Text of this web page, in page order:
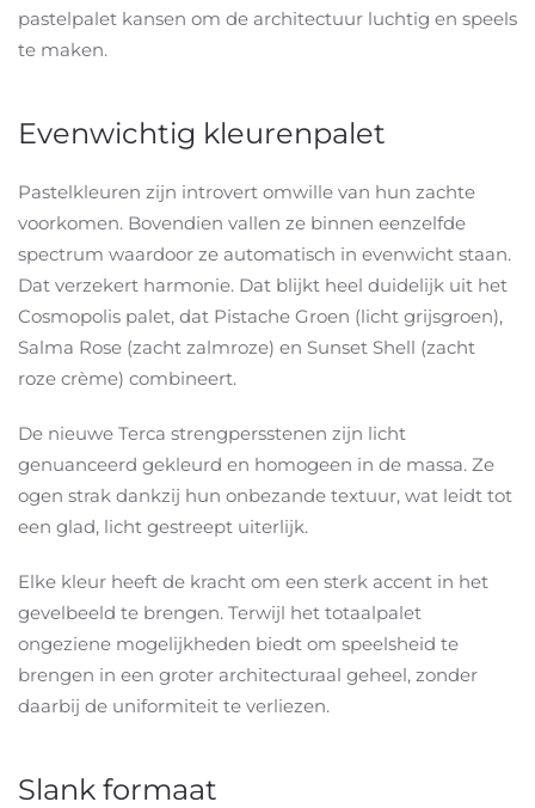
pastelpalet kansen om de architectuur luchtig en speels
te maken.
Evenwichtig kleurenpalet
Pastelkleuren zijn introvert omwille van hun zachte
voorkomen. Bovendien vallen ze binnen eenzelfde
spectrum waardoor ze automatisch in evenwicht staan.
Dat verzekert harmonie. Dat blijkt heel duidelijk uit het
Cosmopolis palet, dat Pistache Groen (licht grijsgroen),
Salma Rose (zacht zalmroze) en Sunset Shell (zacht
roze crème) combineert.
De nieuwe Terca strengpersstenen zijn licht
genuanceerd gekleurd en homogeen in de massa. Ze
ogen strak dankzij hun onbezande textuur, wat leidt tot
een glad, licht gestreept uiterlijk.
Elke kleur heeft de kracht om een sterk accent in het
gevelbeeld te brengen. Terwijl het totaalpalet
ongeziene mogelijkheden biedt om speelsheid te
brengen in een groter architecturaal geheel, zonder
daarbij de uniformiteit te verliezen.
Slank formaat